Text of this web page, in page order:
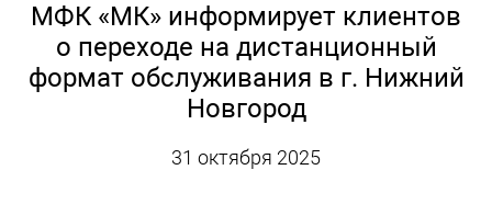
МФК «МК» информирует клиентов
о переходе на дистанционный
формат обслуживания в г. Нижний
Новгород
31 октября 2025